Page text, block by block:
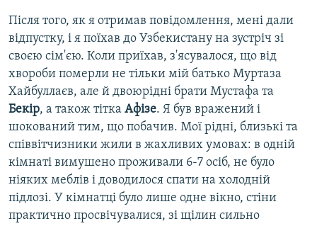
Після того, як я отримав повідомлення, мені дали
відпустку, і я поїхав до Узбекистану на зустріч зі
своєю сім'єю. Коли приїхав, з'ясувалося, що від
хвороби померли не тільки мій батько Муртаза
Хайбуллаєв, але й двоюрідні брати Мустафа та
Бекір, а також тітка Афізе. Я був вражений і
шокований тим, що побачив. Мої рідні, близькі та
співвітчизники жили в жахливих умовах: в одній
кімнаті вимушено проживали 6-7 осіб, не було
ніяких меблів і доводилося спати на холодній
підлозі. У кімнатці було лише одне вікно, стіни
практично просвічувалися, зі щілин сильно